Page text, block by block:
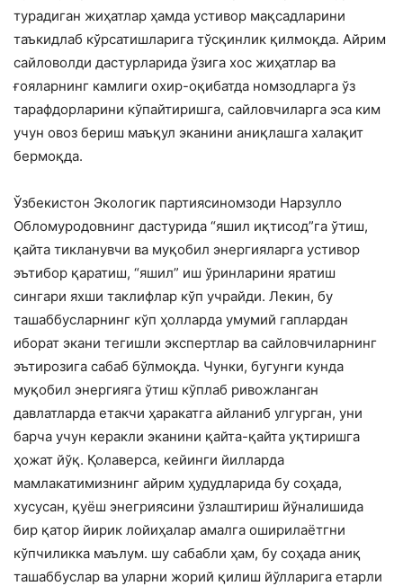
турадиган жиҳатлар ҳамда устивор мақсадларини
таъкидлаб кўрсатишларига тўсқинлик қилмоқда. Айрим
сайловолди дастурларида ўзига хос жиҳатлар ва
ғояларнинг камлиги охир-оқибатда номзодларга ўз
тарафдорларини кўпайтиришга, сайловчиларга эса ким
учун овоз бериш маъқул эканини аниқлашга халақит
бермоқда.
Ўзбекистон Экологик партиясиномзоди Нарзулло
Обломуродовнинг дастурида “яшил иқтисод”га ўтиш,
қайта тикланувчи ва муқобил энергияларга устивор
эътибор қаратиш, “яшил” иш ўринларини яратиш
сингари яхши таклифлар кўп учрайди. Лекин, бу
ташаббусларнинг кўп ҳолларда умумий гаплардан
иборат экани тегишли экспертлар ва сайловчиларнинг
эътирозига сабаб бўлмоқда. Чунки, бугунги кунда
муқобил энергияга ўтиш кўплаб ривожланган
давлатларда етакчи ҳаракатга айланиб улгурган, уни
барча учун керакли эканини қайта-қайта уқтиришга
ҳожат йўқ. Қолаверса, кейинги йилларда
мамлакатимизнинг айрим ҳудудларида бу соҳада,
хусусан, қуёш энегриясини ўзлаштириш йўналишида
бир қатор йирик лойиҳалар амалга оширилаётгни
кўпчиликка маълум. шу сабабли ҳам, бу соҳада аниқ
ташаббуслар ва уларни жорий қилиш йўлларига етарли